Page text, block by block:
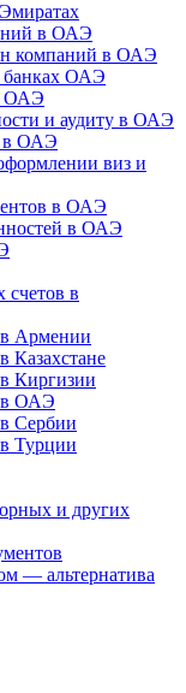
в ОАЭ
компаний в ОАЭ
банках ОАЭ
ОАЭ
и аудиту в ОАЭ
в ОАЭ
виз и
в ОАЭ
в ОАЭ
в
в Армении
Казахстане
Киргизии
в ОАЭ
Сербии
Турции
и других
— альтернатива